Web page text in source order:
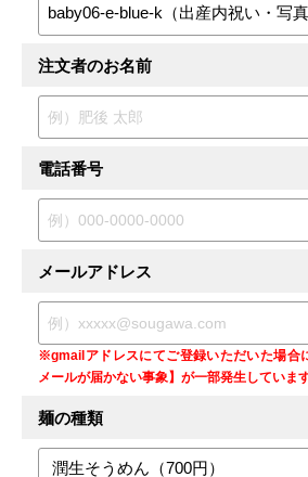
注文者のお名前
電話番号
メールアドレス
※gmailアドレスにてご登録いただいた場合
メールが届かない事象】が一部発生しています
麺の種類